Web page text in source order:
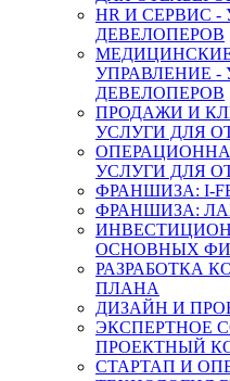
HR И СЕРВИС
ДЕВЕЛОПЕРОВ
УПРАВЛЕНИЕ -
ДЕВЕЛОПЕРОВ
ПРОДАЖИ И
УСЛУГИ ДЛЯ
УСЛУГИ ДЛЯ
ФРАНШИЗА: I-
ФРАНШИЗА:
ОСНОВНЫХ
РАЗРАБОТКА
ПЛАНА
ДИЗАЙН И
ЭКСПЕРТНОЕ
ПРОЕКТНЫЙ
СТАРТАП И